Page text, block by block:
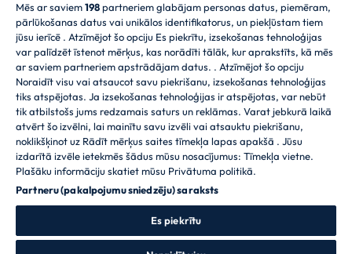
CANDY HOOVER GROUP S.r.I. - vienīgais akcionārs -
JURIDISKĀ ADRESE: Via Comolli, 57 - 20861 Brugherio
(MB) - Itālija - ADMINISTRATĪVIE BIROJI: Via Privata
Eden Fumagalli snc - 20861 Brugherio (MB) un Via
Trento Nr. 20/A-22 - 20871 Vimercate (MB) - Itālija -
Tālr.: +39.039.2086.1 - Fakss: +39.039.2086.237 -
Pamatkapitāls € 35 000 000,00 pilnībā apmaksāts -
Nodokļu maksātāja kods un reģistrācijas numurs
Milānas-Monza-Brianza-Lodi 04666310158 Uzņēmumu
reģistrā - PVN maksātāja numurs 00786860965 - REA
(Uzņēmumu ekonomiskās un administratīvās
informācijas reģistrs) numurs: MB-1033934 - IT atļauja
AEOF 211870 - Uzņēmums, ko pārvalda un koordinē
Mēs ar saviem198partneriem glabājam personas datus, piemēram,
pārlūkošanas datus vai unikālos identifikatorus, un piekļūstam tiem
jūsu ierīcē . Atzīmējot šo opciju Es piekrītu, izsekošanas tehnoloģijas
var palīdzēt īstenot mērķus, kas norādīti tālāk, kur aprakstīts, kā mēs
ar saviem partneriem apstrādājam datus. . Atzīmējot šo opciju
Noraidīt visu vai atsaucot savu piekrišanu, izsekošanas tehnoloģijas
tiks atspējotas. Ja izsekošanas tehnoloģijas ir atspējotas, var nebūt
tik atbilstošs jums redzamais saturs un reklāmas. Varat jebkurā laikā
atvērt šo izvēlni, lai mainītu savu izvēli vai atsauktu piekrišanu,
noklikšķinot uz Rādīt mērķus saites tīmekļa lapas apakšā . Jūsu
izdarītā izvēle ietekmēs šādus mūsu nosacījumus: Tīmekļa vietne.
Plašāku informāciju skatiet mūsu Privātuma politikā.
Partneru (pakalpojumu sniedzēju) saraksts
Es piekrītu